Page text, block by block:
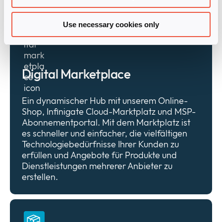
Use necessary cookies only
Digital Marketplace
Ein dynamischer Hub mit unserem Online-
Shop, Infinigate Cloud-Marktplatz und MSP-
Abonnementportal. Mit dem Marktplatz ist
es schneller und einfacher, die vielfältigen
Technologiebedürfnisse Ihrer Kunden zu
erfüllen und Angebote für Produkte und
Dienstleistungen mehrerer Anbieter zu
erstellen.